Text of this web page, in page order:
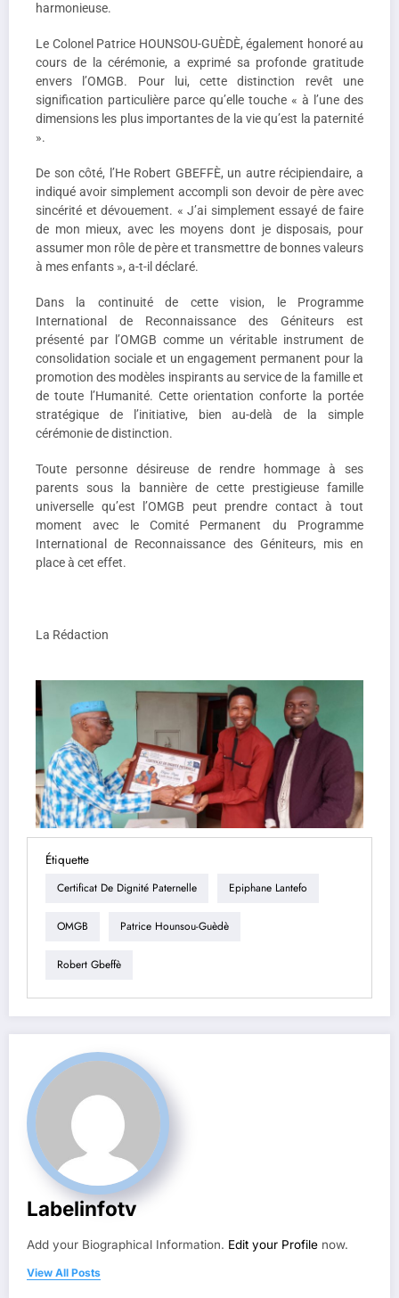
harmonieuse.
Le Colonel Patrice HOUNSOU-GUÈDÈ, également honoré au
cours de la cérémonie, a exprimé sa profonde gratitude
envers l’OMGB. Pour lui, cette distinction revêt une
signification particulière parce qu’elle touche « à l’une des
dimensions les plus importantes de la vie qu’est la paternité
».
De son côté, l’He Robert GBEFFÈ, un autre récipiendaire, a
indiqué avoir simplement accompli son devoir de père avec
sincérité et dévouement. « J’ai simplement essayé de faire
de mon mieux, avec les moyens dont je disposais, pour
assumer mon rôle de père et transmettre de bonnes valeurs
à mes enfants », a-t-il déclaré.
Dans la continuité de cette vision, le Programme
International de Reconnaissance des Géniteurs est
présenté par l’OMGB comme un véritable instrument de
consolidation sociale et un engagement permanent pour la
promotion des modèles inspirants au service de la famille et
de toute l’Humanité. Cette orientation conforte la portée
stratégique de l’initiative, bien au-delà de la simple
cérémonie de distinction.
Toute personne désireuse de rendre hommage à ses
parents sous la bannière de cette prestigieuse famille
universelle qu’est l’OMGB peut prendre contact à tout
moment avec le Comité Permanent du Programme
International de Reconnaissance des Géniteurs, mis en
place à cet effet.
La Rédaction
Étiquette
Certificat De Dignité Paternelle Epiphane Lantefo
OMGB Patrice Hounsou-Guèdè
Robert Gbeffè
Labelinfotv
Add your Biographical Information. Edit your Profile now.
View All Posts